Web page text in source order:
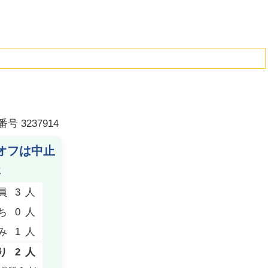
号 3237914
フは中止
3 人
0 人
1 人
2 人